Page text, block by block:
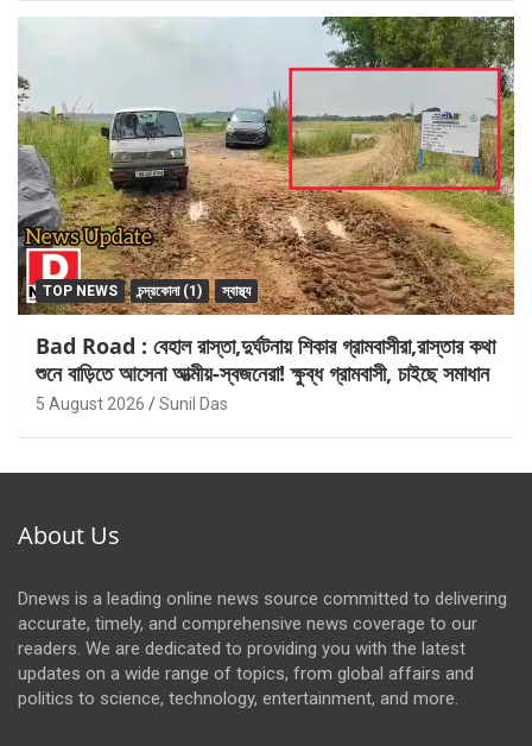
TOP NEWS চন্দ্রকোনা (1) স্বাস্থ্য
Bad Road : বেহাল রাস্তা,দুর্ঘটনায় শিকার গ্রামবাসীরা,রাস্তার কথা
শুনে বাড়িতে আসেনা আত্মীয়-স্বজনেরা! ক্ষুব্ধ গ্রামবাসী, চাইছে সমাধান
5 August 2026 Sunil Das
About Us
Dnews is a leading online news source committed to delivering
accurate, timely, and comprehensive news coverage to our
readers. We are dedicated to providing you with the latest
updates on a wide range of topics, from global affairs and
politics to science, technology, entertainment, and more.